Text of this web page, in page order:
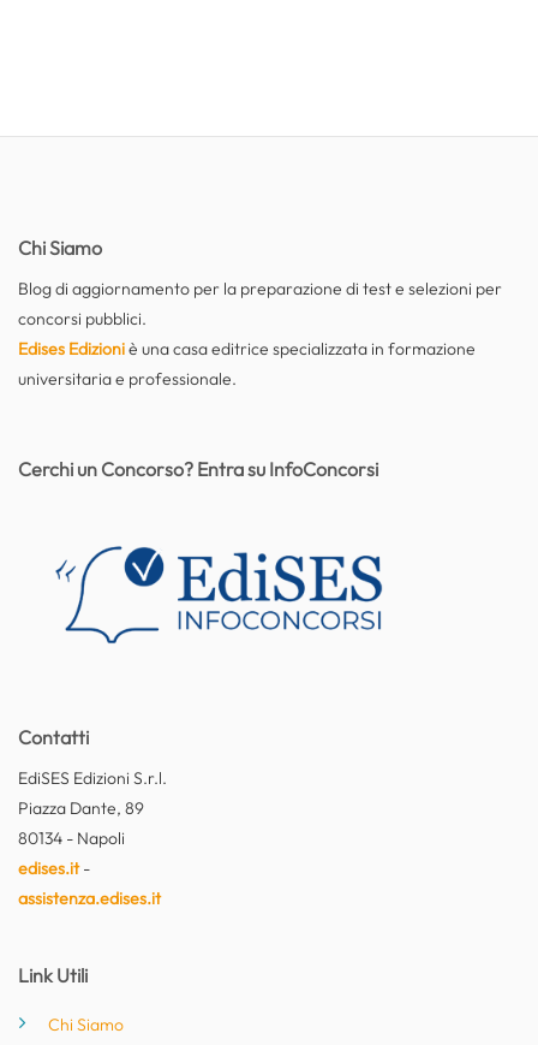
Chi Siamo
Blog di aggiornamento per la preparazione di test e selezioni per
concorsi pubblici.
Edises Edizioniè una casa editrice specializzata in formazione
universitaria e professionale.
Contatti
EdiSES Edizioni S.r.l.
Piazza Dante, 89
80134 - Napoli
edises.it-
assistenza.edises.it
Link Utili
Chi Siamo
Cerchi un Concorso? Entra su InfoConcorsi